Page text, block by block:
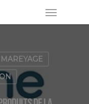
MAREYAGE